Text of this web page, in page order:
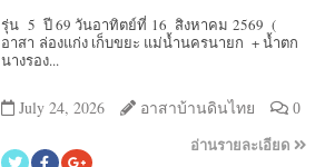
รุ่น 5 ปี 69 วันอาทิตย์ที่ 16 สิงหาคม 2569 (
อาสา ล่องแก่ง เก็บขยะ แม่น้ำนครนายก + น้ำตก
นางรอง...
July 24, 2026 อาสาบ้านดินไทย 0
อ่านรายละเอียด